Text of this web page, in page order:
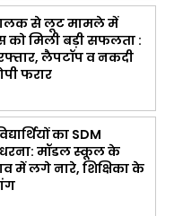
से लूट मामले में
को मिली बड़ी सफलता :
लैपटॉप व नकदी
फरार
का SDM
धरना: मॉडल स्कूल के
में लगे नारे, शिक्षिका के